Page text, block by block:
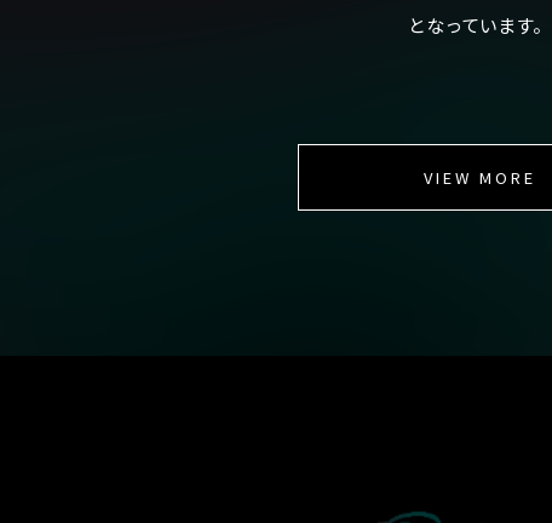
となっています。
VIEW MORE